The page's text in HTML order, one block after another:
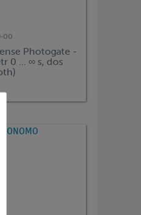
00
Photogate -
0 ... ∞ s, dos